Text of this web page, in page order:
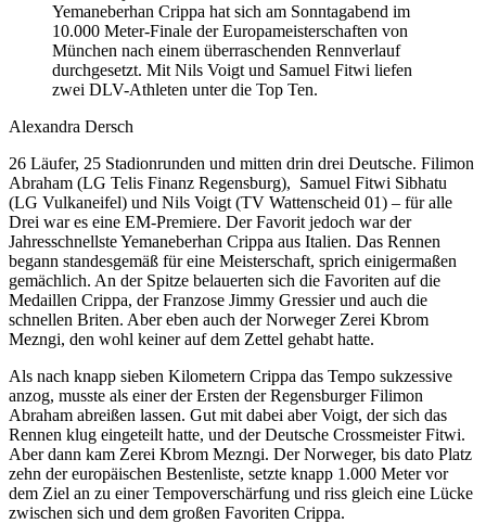
Yemaneberhan Crippa hat sich am Sonntagabend im
10.000 Meter-Finale der Europameisterschaften von
München nach einem überraschenden Rennverlauf
durchgesetzt. Mit Nils Voigt und Samuel Fitwi liefen
zwei DLV-Athleten unter die Top Ten.
Alexandra Dersch
26 Läufer, 25 Stadionrunden und mitten drin drei Deutsche. Filimon
Abraham (LG Telis Finanz Regensburg), Samuel Fitwi Sibhatu
(LG Vulkaneifel) und Nils Voigt (TV Wattenscheid 01) – für alle
Drei war es eine EM-Premiere. Der Favorit jedoch war der
Jahresschnellste Yemaneberhan Crippa aus Italien. Das Rennen
begann standesgemäß für eine Meisterschaft, sprich einigermaßen
gemächlich. An der Spitze belauerten sich die Favoriten auf die
Medaillen Crippa, der Franzose Jimmy Gressier und auch die
schnellen Briten. Aber eben auch der Norweger Zerei Kbrom
Mezngi, den wohl keiner auf dem Zettel gehabt hatte.
Als nach knapp sieben Kilometern Crippa das Tempo sukzessive
anzog, musste als einer der Ersten der Regensburger Filimon
Abraham abreißen lassen. Gut mit dabei aber Voigt, der sich das
Rennen klug eingeteilt hatte, und der Deutsche Crossmeister Fitwi.
Aber dann kam Zerei Kbrom Mezngi. Der Norweger, bis dato Platz
zehn der europäischen Bestenliste, setzte knapp 1.000 Meter vor
dem Ziel an zu einer Tempoverschärfung und riss gleich eine Lücke
zwischen sich und dem großen Favoriten Crippa.